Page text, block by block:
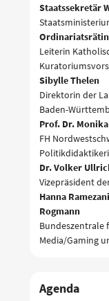
Staatssekretär
Ordinariatsrätin
Leiterin
Sibylle Thelen
Direktorin der
Baden-
Prof. Dr.
FH
Dr. Volker
Vizepräsident
Hanna
Rogmann
Bundeszentrale
Media/Gaming
Agenda